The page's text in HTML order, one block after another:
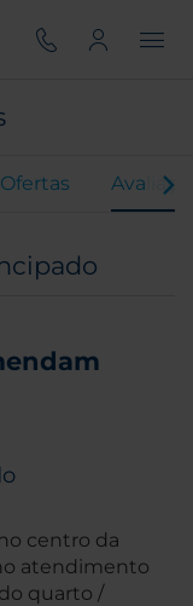
Ofertas
centro da
atendimento
quarto /